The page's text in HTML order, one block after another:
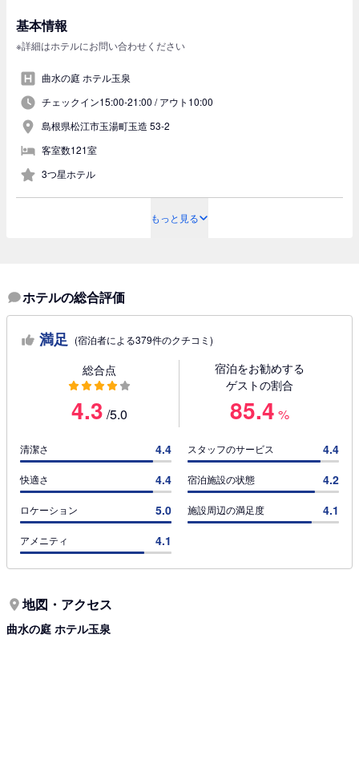
基本情報
※詳細はホテルにお問い合わせください
曲水の庭 ホテル玉泉
チェックイン15:00-21:00 /アウト10:00
島根県松江市玉湯町玉造 53-2
客室数121室
3つ星ホテル
もっと見る
ホテルの総合評価
満足 (宿泊者による379件のクチコミ)
総合点
4.3 /5.0
宿泊をお勧めする
ゲストの割合
85.4 %
清潔さ 4.4 スタッフのサービス 4.4
快適さ 4.4 宿泊施設の状態 4.2
ロケーション 5.0 施設周辺の満足度 4.1
アメニティ 4.1
地図・アクセス
曲水の庭 ホテル玉泉